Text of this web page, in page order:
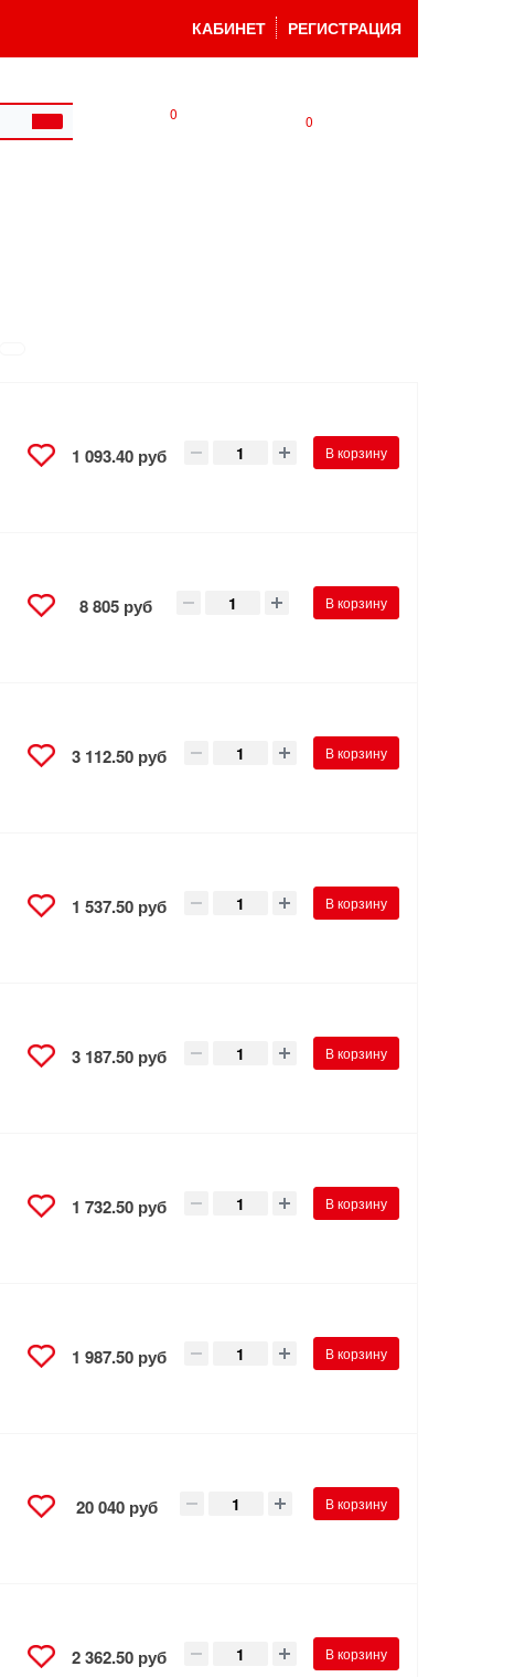
КАБИНЕТ РЕГИСТРАЦИЯ
0 0
1 093.40 руб В корзину
8 805 руб В корзину
3 112.50 руб В корзину
1 537.50 руб В корзину
3 187.50 руб В корзину
1 732.50 руб В корзину
1 987.50 руб В корзину
20 040 руб В корзину
2 362.50 руб В корзину